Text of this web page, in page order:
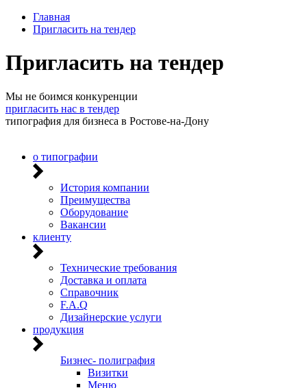
Главная
Пригласить на тендер
Пригласить на тендер
Мы не боимся конкуренции
пригласить нас в тендер
типография для бизнеса в Ростове-на-Дону
о типографии
История компании
Преимущества
Оборудование
Вакансии
клиенту
Технические требования
Доставка и оплата
Справочник
F.A.Q
Дизайнерские услуги
продукция
Бизнес- полиграфия
Визитки
Меню